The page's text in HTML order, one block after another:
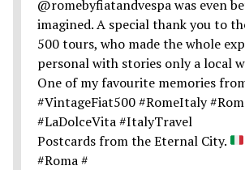
Postcards from the Eternal City.
#Roma #